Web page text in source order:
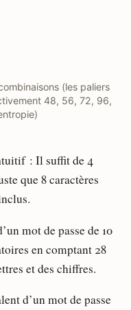
(les paliers
48, 56, 72, 96,
: Il suffit de 4
que 8 caractères
mot de passe de 10
en comptant 28
et des chiffres.
d’un mot de passe